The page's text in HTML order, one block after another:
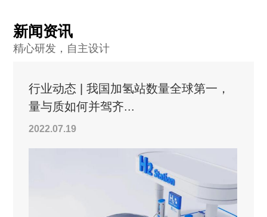
新闻资讯
精心研发，自主设计
行业动态 | 我国加氢站数量全球第一，
量与质如何并驾齐...
2022.07.19